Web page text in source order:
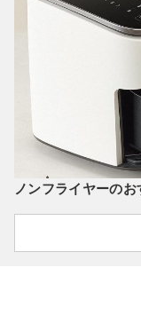
ノンフライヤーの